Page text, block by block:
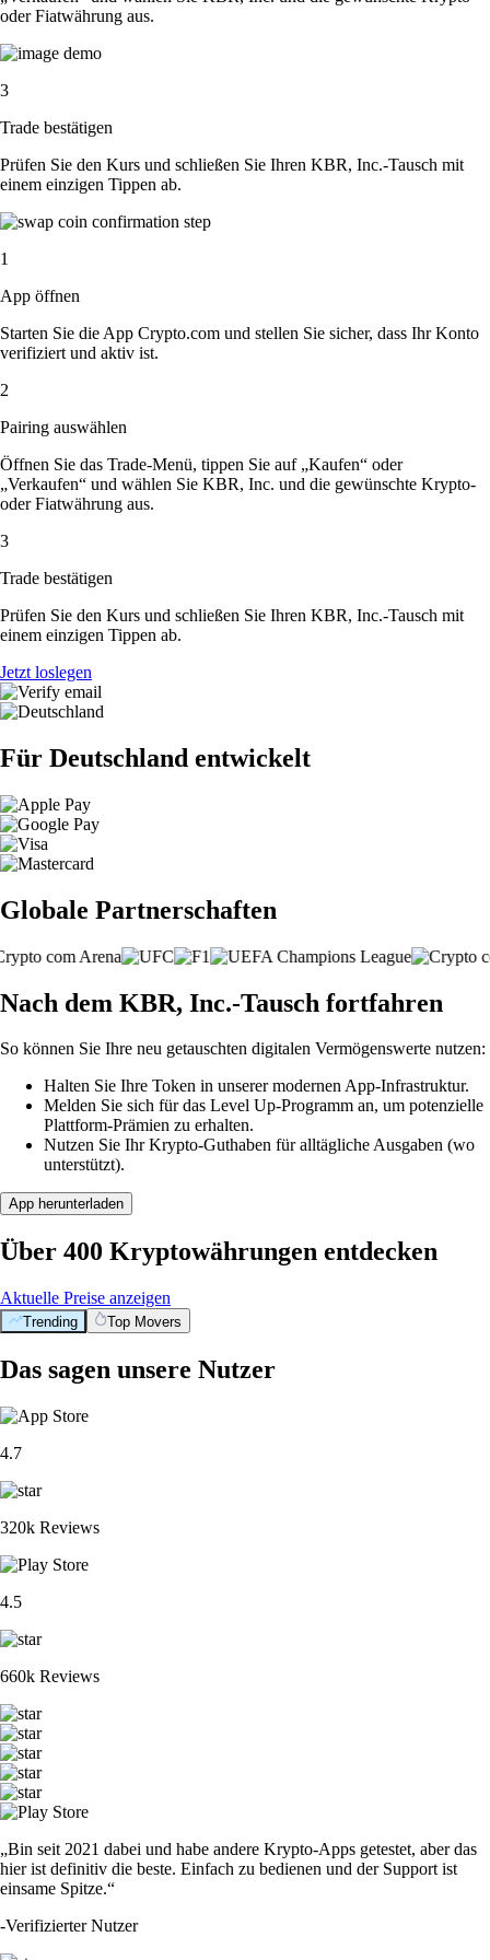
oder Fiatwährung aus.
3
Trade bestätigen
Prüfen Sie den Kurs und schließen Sie Ihren KBR, Inc.-Tausch mit
einem einzigen Tippen ab.
1
App öffnen
Starten Sie die App Crypto.com und stellen Sie sicher, dass Ihr Konto
verifiziert und aktiv ist.
2
Pairing auswählen
Öffnen Sie das Trade-Menü, tippen Sie auf „Kaufen“ oder
„Verkaufen“ und wählen Sie KBR, Inc. und die gewünschte Krypto-
oder Fiatwährung aus.
3
Trade bestätigen
Prüfen Sie den Kurs und schließen Sie Ihren KBR, Inc.-Tausch mit
einem einzigen Tippen ab.
Jetzt loslegen
Für Deutschland entwickelt
Globale Partnerschaften
Nach dem KBR, Inc.-Tausch fortfahren
So können Sie Ihre neu getauschten digitalen Vermögenswerte nutzen:
Halten Sie Ihre Token in unserer modernen App-Infrastruktur.
Melden Sie sich für das Level Up-Programm an, um potenzielle
Plattform-Prämien zu erhalten.
Nutzen Sie Ihr Krypto-Guthaben für alltägliche Ausgaben (wo
unterstützt).
App herunterladen
Über 400 Kryptowährungen entdecken
Aktuelle Preise anzeigen
Trending Top Movers
Das sagen unsere Nutzer
4.7
320k Reviews
4.5
660k Reviews
„Bin seit 2021 dabei und habe andere Krypto-Apps getestet, aber das
hier ist definitiv die beste. Einfach zu bedienen und der Support ist
einsame Spitze.“
-Verifizierter Nutzer